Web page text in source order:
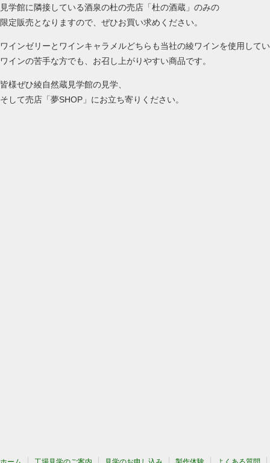
見学館に隣接している酒泉の杜の売店「杜の酒蔵」のみの
限定販売となりますので、ぜひお買い求めください。
ワインゼリーとワインキャラメルどちらも当社の綾ワインを使用して
ワインの苦手な方でも、お召し上がりやすい商品です。
皆様ぜひ綾自然蔵見学館の見学、
そして売店「夢SHOP」にお立ち寄りください。